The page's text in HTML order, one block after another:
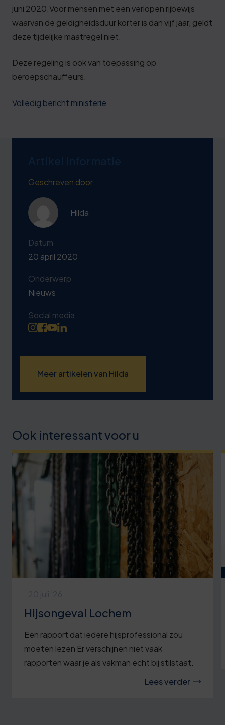
juni 2020.Voor mensen met een verlopen rijbewijs
waarvan de geldigheidsduur korter is dan vijf jaar, geldt
deze tijdelijke maatregel niet.
Deze regeling is ook van toepassing op
beroepschauffeurs.
Volledig bericht ministerie
Geschreven door
Hilda
Datum
20 april 2020
Onderwerp
Nieuws
Social media
Meer artikelen van Hilda
Ook interessant voor u
Hijsongeval Lochem
Een rapport dat iedere hijsprofessional zou
moeten lezen Er verschijnen niet vaak
rapporten waar je als vakman echt bij stilstaat.
Lees verder